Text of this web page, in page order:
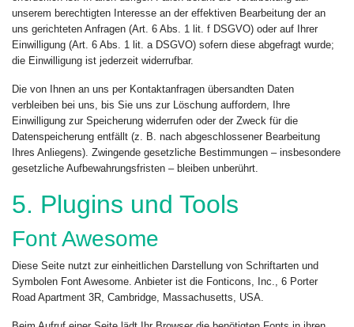
unserem berechtigten Interesse an der effektiven Bearbeitung der an
uns gerichteten Anfragen (Art. 6 Abs. 1 lit. f DSGVO) oder auf Ihrer
Einwilligung (Art. 6 Abs. 1 lit. a DSGVO) sofern diese abgefragt wurde;
die Einwilligung ist jederzeit widerrufbar.
Die von Ihnen an uns per Kontaktanfragen übersandten Daten
verbleiben bei uns, bis Sie uns zur Löschung auffordern, Ihre
Einwilligung zur Speicherung widerrufen oder der Zweck für die
Datenspeicherung entfällt (z. B. nach abgeschlossener Bearbeitung
Ihres Anliegens). Zwingende gesetzliche Bestimmungen – insbesondere
gesetzliche Aufbewahrungsfristen – bleiben unberührt.
5. Plugins und Tools
Font Awesome
Diese Seite nutzt zur einheitlichen Darstellung von Schriftarten und
Symbolen Font Awesome. Anbieter ist die Fonticons, Inc., 6 Porter
Road Apartment 3R, Cambridge, Massachusetts, USA.